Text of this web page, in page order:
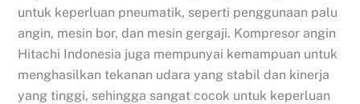
untuk keperluan pneumatik, seperti penggunaan palu
angin, mesin bor, dan mesin gergaji. Kompresor angin
Hitachi Indonesia juga mempunyai kemampuan untuk
menghasilkan tekanan udara yang stabil dan kinerja
yang tinggi, sehingga sangat cocok untuk keperluan